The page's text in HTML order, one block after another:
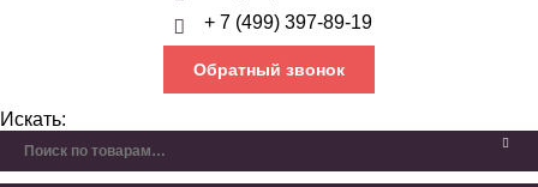
+ 7 (499) 397-89-19
Обратный звонок
Искать: